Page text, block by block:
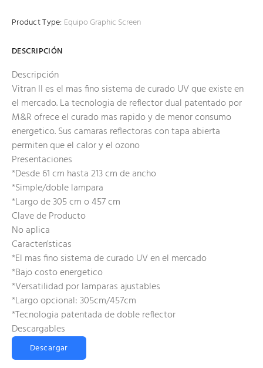
Product Type: Equipo Graphic Screen
DESCRIPCIÓN
Descripción
Vitran II es el mas fino sistema de curado UV que existe en
el mercado. La tecnologia de reflector dual patentado por
M&R ofrece el curado mas rapido y de menor consumo
energetico. Sus camaras reflectoras con tapa abierta
permiten que el calor y el ozono
Presentaciones
*Desde 61 cm hasta 213 cm de ancho
*Simple/doble lampara
*Largo de 305 cm o 457 cm
Clave de Producto
No aplica
Características
*El mas fino sistema de curado UV en el mercado
*Bajo costo energetico
*Versatilidad por lamparas ajustables
*Largo opcional: 305cm/457cm
*Tecnologia patentada de doble reflector
Descargables
Descargar